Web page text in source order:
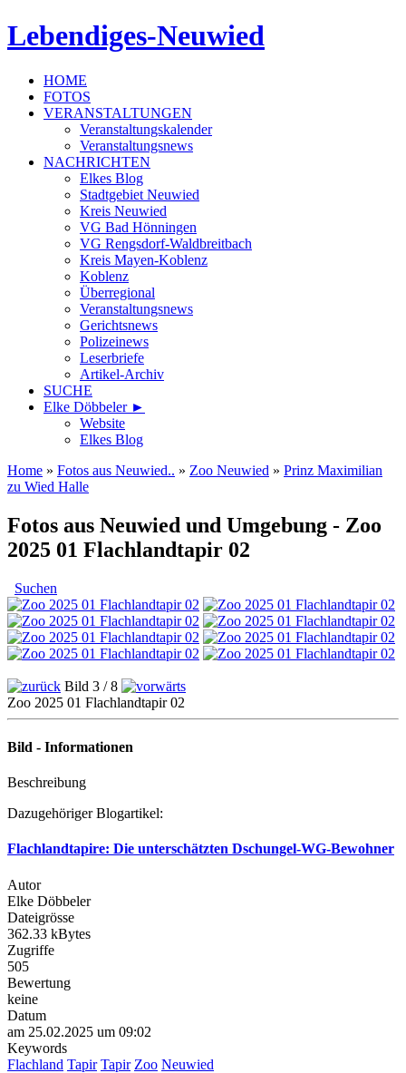
Lebendiges-Neuwied
HOME
FOTOS
VERANSTALTUNGEN
Veranstaltungskalender
Veranstaltungsnews
NACHRICHTEN
Elkes Blog
Stadtgebiet Neuwied
Kreis Neuwied
VG Bad Hönningen
VG Rengsdorf-Waldbreitbach
Kreis Mayen-Koblenz
Koblenz
Überregional
Veranstaltungsnews
Gerichtsnews
Polizeinews
Leserbriefe
Artikel-Archiv
SUCHE
Elke Döbbeler ►
Website
Elkes Blog
Home » Fotos aus Neuwied.. » Zoo Neuwied » Prinz Maximilian
zu Wied Halle
Fotos aus Neuwied und Umgebung - Zoo
2025 01 Flachlandtapir 02
Suchen
Bild 3 / 8
Zoo 2025 01 Flachlandtapir 02
Bild - Informationen
Beschreibung
Dazugehöriger Blogartikel:
Flachlandtapire: Die unterschätzten Dschungel-WG-Bewohner
Autor
Elke Döbbeler
Dateigrösse
362.33 kBytes
Zugriffe
505
Bewertung
keine
Datum
am 25.02.2025 um 09:02
Keywords
Flachland Tapir Tapir Zoo Neuwied